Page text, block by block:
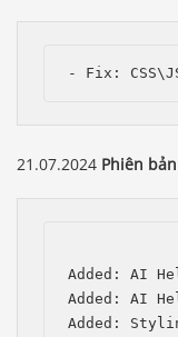
- Fix:
21.07.2024 Phiên
Added: AI
Added: AI
Added: